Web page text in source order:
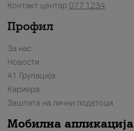
Контакт центар 077 1234
Профил
За нас
Новости
А1 Групација
Кариера
Заштита на лични податоци
Мобилна апликација